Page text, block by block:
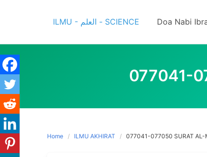
ILMU - العلم - SCIENCE Doa Nabi
077041-
Home ILMU AKHIRAT 077041-077050 SURAT AL-